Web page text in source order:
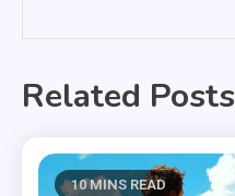
Related Posts
10 MINS READ